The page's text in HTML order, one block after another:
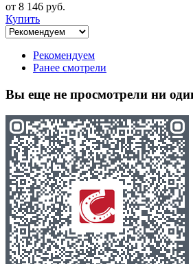
от 8 146 руб.
Купить
Рекомендуем
Ранее смотрели
Вы еще не просмотрели ни